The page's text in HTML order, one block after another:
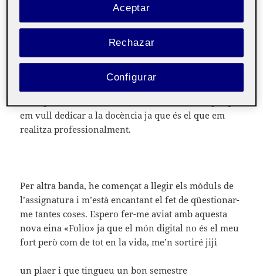
Hola companys;
El meu nom és Tania tinc 38 anys i soc estudiant del
grau de llengua i literatura
em vull dedicar a la docència ja que és el que em
realitza professionalment.
Per altra banda, he començat a llegir els mòduls de
l’assignatura i m’està encantant el fet de qüestionar-
me tantes coses. Espero fer-me aviat amb aquesta
nova eina «Folio» ja que el món digital no és el meu
fort però com de tot en la vida, me’n sortiré jiji
un plaer i que tingueu un bon semestre
Rechazar
Aceptar
Configurar